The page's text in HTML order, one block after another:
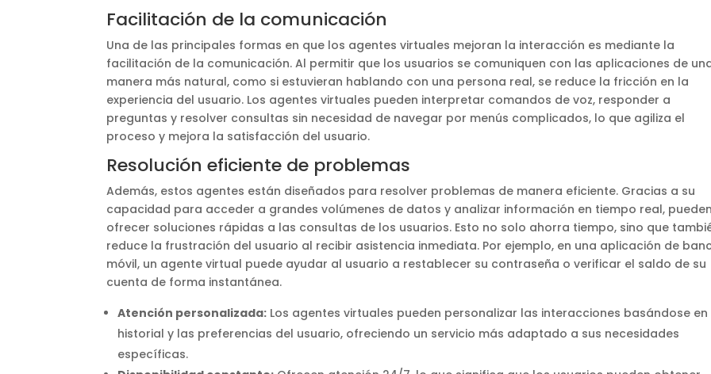
Facilitación de la comunicación
Una de las principales formas en que los agentes virtuales mejoran la interacción es mediante la
facilitación de la comunicación. Al permitir que los usuarios se comuniquen con las aplicaciones de
manera más natural, como si estuvieran hablando con una persona real, se reduce la fricción en la
experiencia del usuario. Los agentes virtuales pueden interpretar comandos de voz, responder a
preguntas y resolver consultas sin necesidad de navegar por menús complicados, lo que agiliza el
proceso y mejora la satisfacción del usuario.
Resolución eficiente de problemas
Además, estos agentes están diseñados para resolver problemas de manera eficiente. Gracias a su
capacidad para acceder a grandes volúmenes de datos y analizar información en tiempo real, pueden
ofrecer soluciones rápidas a las consultas de los usuarios. Esto no solo ahorra tiempo, sino que
reduce la frustración del usuario al recibir asistencia inmediata. Por ejemplo, en una aplicación de
móvil, un agente virtual puede ayudar al usuario a restablecer su contraseña o verificar el saldo de su
cuenta de forma instantánea.
Atención personalizada: Los agentes virtuales pueden personalizar las interacciones basándose en
historial y las preferencias del usuario, ofreciendo un servicio más adaptado a sus necesidades
específicas.